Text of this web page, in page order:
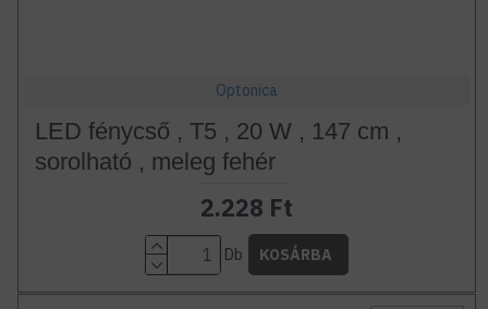
Optonica
LED fénycső , T5 , 20 W , 147 cm ,
sorolható , meleg fehér
2.228 Ft
Db KOSÁRBA